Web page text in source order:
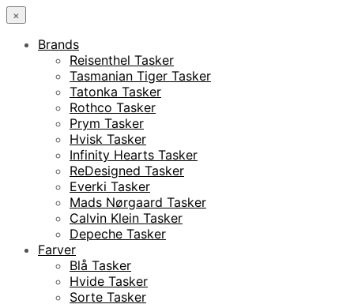
×
Brands
Reisenthel Tasker
Tasmanian Tiger Tasker
Tatonka Tasker
Rothco Tasker
Prym Tasker
Hvisk Tasker
Infinity Hearts Tasker
ReDesigned Tasker
Everki Tasker
Mads Nørgaard Tasker
Calvin Klein Tasker
Depeche Tasker
Farver
Blå Tasker
Hvide Tasker
Sorte Tasker